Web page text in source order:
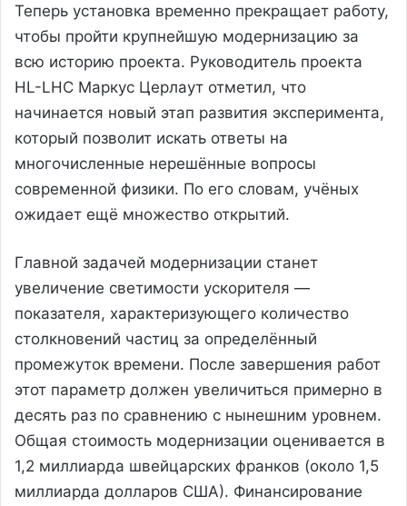
Теперь установка временно прекращает работу,
чтобы пройти крупнейшую модернизацию за
всю историю проекта. Руководитель проекта
HL-LHC Маркус Церлаут отметил, что
начинается новый этап развития эксперимента,
который позволит искать ответы на
многочисленные нерешённые вопросы
современной физики. По его словам, учёных
ожидает ещё множество открытий.
Главной задачей модернизации станет
увеличение светимости ускорителя —
показателя, характеризующего количество
столкновений частиц за определённый
промежуток времени. После завершения работ
этот параметр должен увеличиться примерно в
десять раз по сравнению с нынешним уровнем.
Общая стоимость модернизации оценивается в
1,2 миллиарда швейцарских франков (около 1,5
миллиарда долларов США). Финансирование